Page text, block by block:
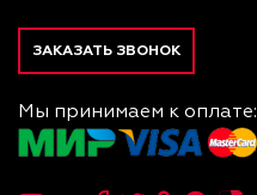
ЗАКАЗАТЬ ЗВОНОК
Мы принимаем к оплате: